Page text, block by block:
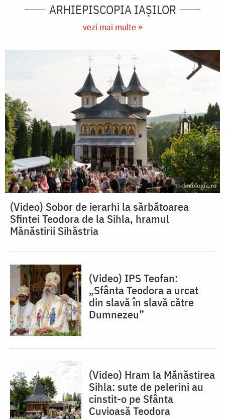
ARHIEPISCOPIA IAŞILOR
vezi mai multe »
(Video) Sobor de ierarhi la sărbătoarea
Sfintei Teodora de la Sihla, hramul
Mănăstirii Sihăstria
(Video) IPS Teofan:
„Sfânta Teodora a urcat
din slavă în slavă către
Dumnezeu”
(Video) Hram la Mănăstirea
Sihla: sute de pelerini au
cinstit-o pe Sfânta
Cuvioasă Teodora